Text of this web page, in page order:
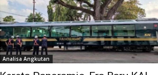
Analisa Angkutan